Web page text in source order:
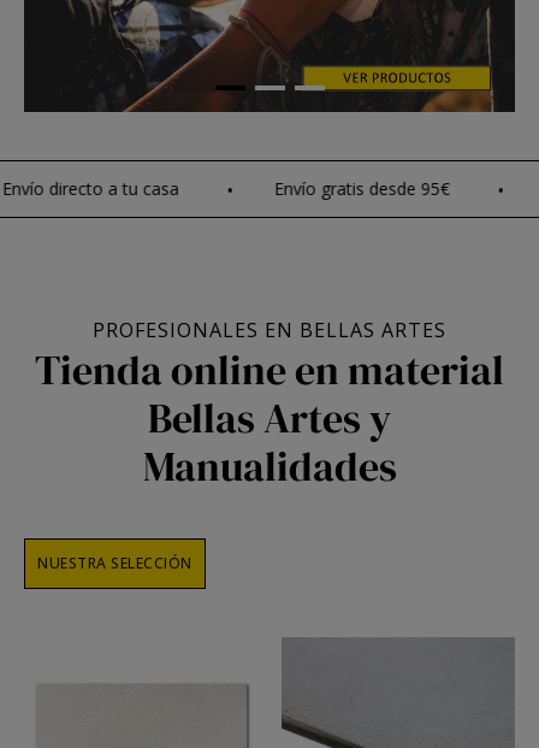
a tu casa Envío gratis desde 95€
PROFESIONALES EN BELLAS ARTES
Tienda online en material
Bellas Artes y
Manualidades
NUESTRA SELECCIÓN